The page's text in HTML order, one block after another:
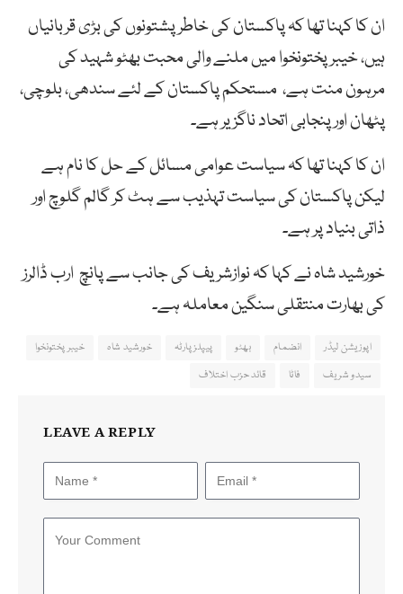
ان کا کہنا تھا کہ پاکستان کی خاطر پشتونوں کی بڑی قربانیاں
ہیں، خیبر پختونخوا میں ملنے والی محبت بھٹو شہید کی
مرہون منت ہے، مستحکم پاکستان کے لئے سندھی، بلوچی،
پٹھان اور پنجابی اتحاد ناگزیر ہے۔
ان کا کہنا تھا کہ سیاست عوامی مسائل کے حل کا نام ہے
لیکن پاکستان کی سیاست تہذیب سے ہٹ کر گالم گلوچ اور
ذاتی بنیاد پر ہے۔
خورشید شاہ نے کہا کہ نوازشریف کی جانب سے پانچ ارب ڈالرز
کی بھارت منتقلی سنگین معاملہ ہے۔
اپوزیشن لیڈر انضمام بھٹو پیپلز پارٹہ خورشید شاہ
خیبرپختونخوا
سیدو شریف
فاٹا قائد حزب اختلاف
LEAVE A REPLY